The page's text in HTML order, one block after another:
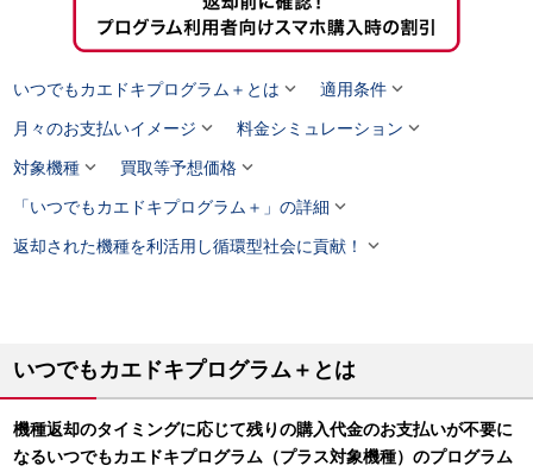
いつでもカエドキプログラム＋とは  適用条件
月々のお支払いイメージ  料金シミュレーション 
対象機種 買取等予想価格
「いつでもカエドキプログラム＋」の詳細 
返却された機種を利活用し循環型社会に貢献！ 
いつでもカエドキプログラム＋とは
機種返却のタイミングに応じて残りの購入代金のお支払いが不要に
なるいつでもカエドキプログラム（プラス対象機種）のプログラム